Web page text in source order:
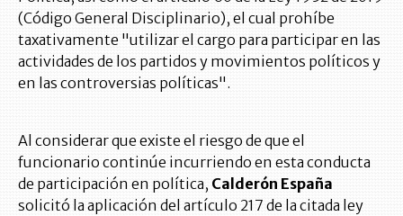
(Código General Disciplinario), el cual prohíbe
taxativamente "utilizar el cargo para participar en las
actividades de los partidos y movimientos políticos y
en las controversias políticas".
Al considerar que existe el riesgo de que el
funcionario continúe incurriendo en esta conducta
de participación en política, Calderón España
solicitó la aplicación del artículo 217 de la citada ley